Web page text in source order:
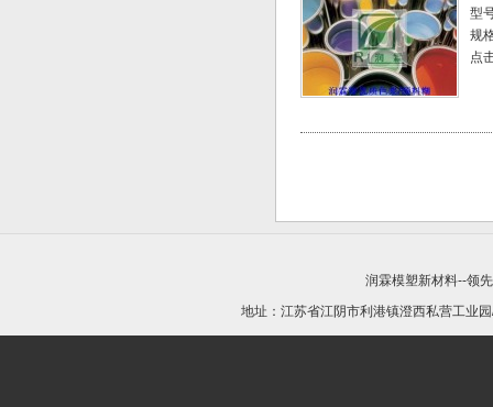
型
规
点
润霖模塑新材料--领
地址：江苏省江阴市利港镇澄西私营工业